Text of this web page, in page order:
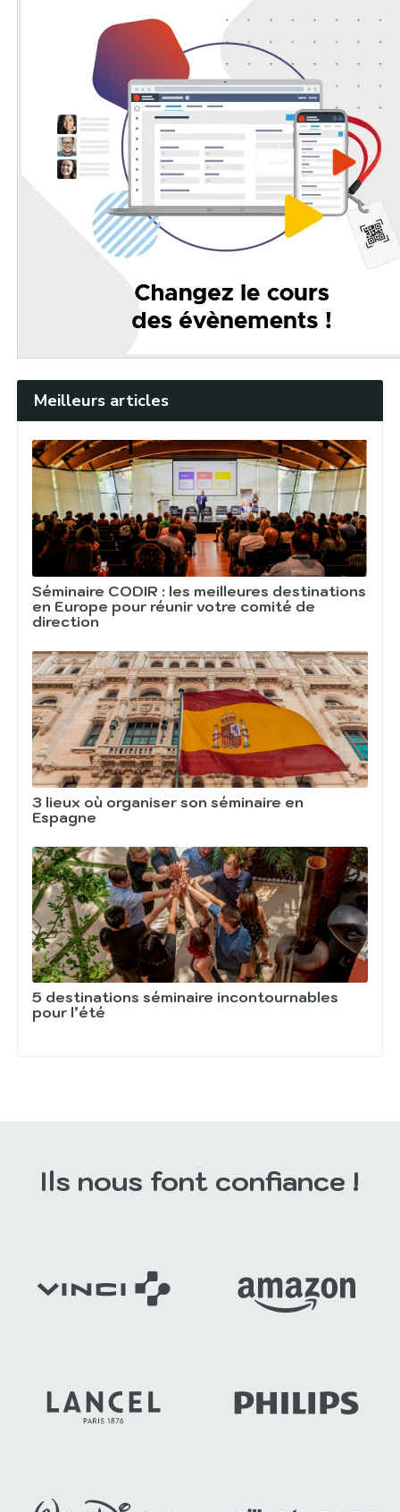
Meilleurs articles
Séminaire CODIR : les meilleures destinations
en Europe pour réunir votre comité de
direction
3 lieux où organiser son séminaire en
Espagne
5 destinations séminaire incontournables
pour l’été
Ils nous font confiance !